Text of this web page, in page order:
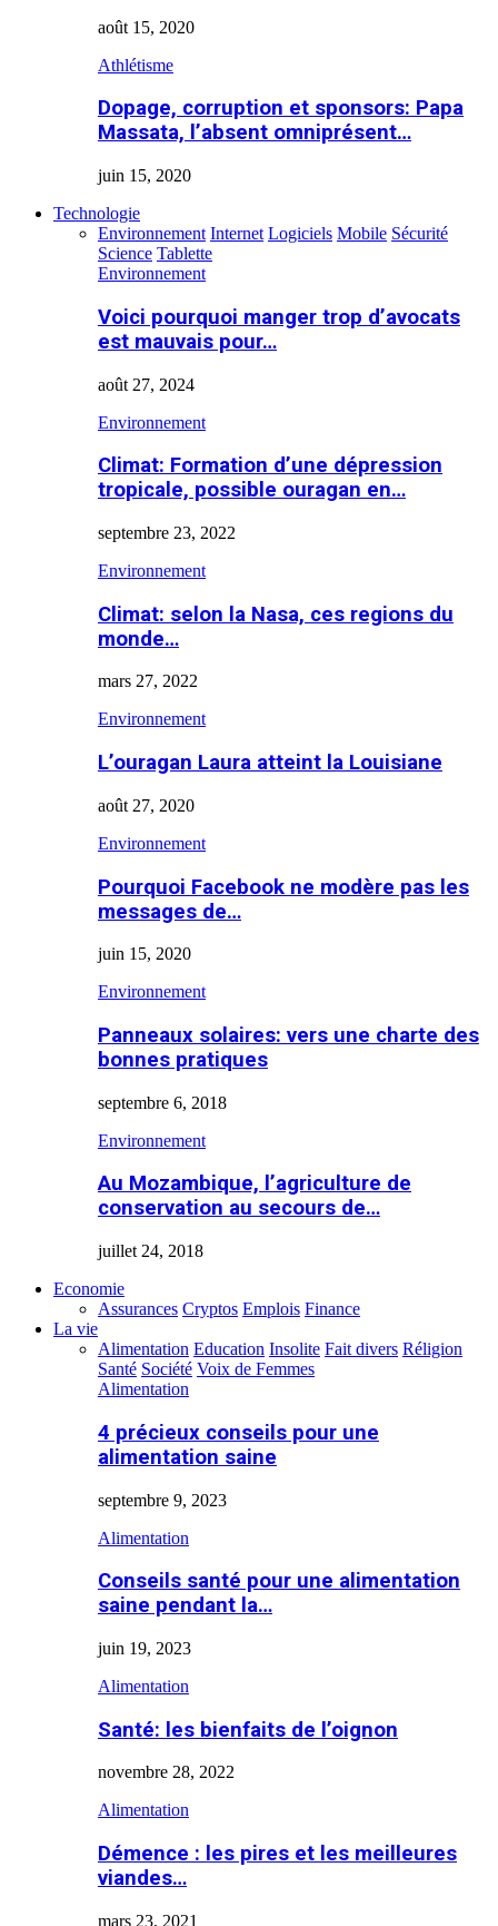
août 15, 2020
Athlétisme
Dopage, corruption et sponsors: Papa
Massata, l’absent omniprésent…
juin 15, 2020
Technologie
Environnement Internet Logiciels Mobile Sécurité
Science Tablette
Environnement
Voici pourquoi manger trop d’avocats
est mauvais pour…
août 27, 2024
Environnement
Climat: Formation d’une dépression
tropicale, possible ouragan en…
septembre 23, 2022
Environnement
Climat: selon la Nasa, ces regions du
monde…
mars 27, 2022
Environnement
L’ouragan Laura atteint la Louisiane
août 27, 2020
Environnement
Pourquoi Facebook ne modère pas les
messages de…
juin 15, 2020
Environnement
Panneaux solaires: vers une charte des
bonnes pratiques
septembre 6, 2018
Environnement
Au Mozambique, l’agriculture de
conservation au secours de…
juillet 24, 2018
Economie
Assurances Cryptos Emplois Finance
La vie
Alimentation Education Insolite Fait divers Réligion
Santé Société Voix de Femmes
Alimentation
4 précieux conseils pour une
alimentation saine
septembre 9, 2023
Alimentation
Conseils santé pour une alimentation
saine pendant la…
juin 19, 2023
Alimentation
Santé: les bienfaits de l’oignon
novembre 28, 2022
Alimentation
Démence : les pires et les meilleures
viandes…
mars 23, 2021